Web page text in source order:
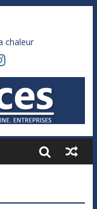
chaleur
déjà remboursés
rien